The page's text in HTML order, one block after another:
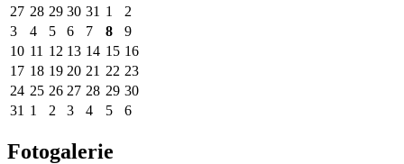
27 28 29 30 31 1
2
3
4 5 6 7 8
9
10 11 12 13 14 15 16
17 18 19 20 21 22 23
24 25 26 27 28 29 30
31 1 2 3 4 5 6
Fotogalerie